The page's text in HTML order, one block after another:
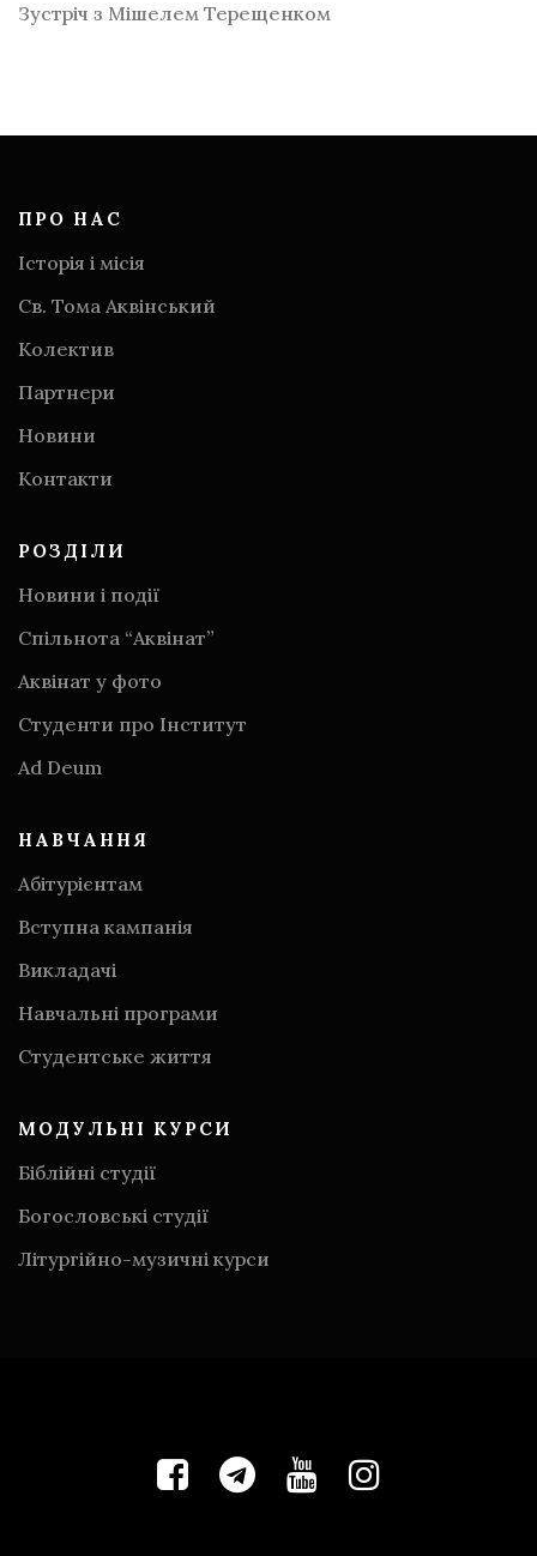
Зустріч з Мішелем Терещенком
ПРО НАС
Історія і місія
Св. Тома Аквінський
Колектив
Партнери
Новини
Контакти
РОЗДІЛИ
Новини і події
Спільнота “Аквінат”
Аквінат у фото
Студенти про Інститут
Аd Deum
НАВЧАННЯ
Абітурієнтам
Вступна кампанія
Викладачі
Навчальні програми
Студентське життя
МОДУЛЬНІ КУРСИ
Біблійні студії
Богословські студії
Літургійно-музичні курси